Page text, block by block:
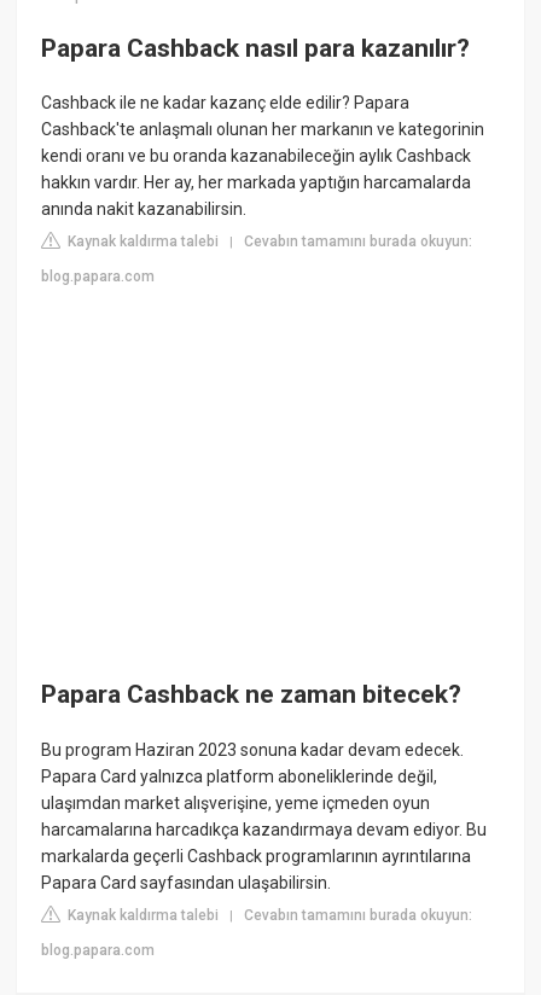
Papara Cashback nasıl para kazanılır?
Cashback ile ne kadar kazanç elde edilir? Papara
Cashback'te anlaşmalı olunan her markanın ve kategorinin
kendi oranı ve bu oranda kazanabileceğin aylık Cashback
hakkın vardır. Her ay, her markada yaptığın harcamalarda
anında nakit kazanabilirsin.
Kaynak kaldırma talebi |Cevabın tamamını burada okuyun:
blog.papara.com
Papara Cashback ne zaman bitecek?
Bu program Haziran 2023 sonuna kadar devam edecek.
Papara Card yalnızca platform aboneliklerinde değil,
ulaşımdan market alışverişine, yeme içmeden oyun
harcamalarına harcadıkça kazandırmaya devam ediyor. Bu
markalarda geçerli Cashback programlarının ayrıntılarına
Papara Card sayfasından ulaşabilirsin.
Kaynak kaldırma talebi |Cevabın tamamını burada okuyun:
blog.papara.com